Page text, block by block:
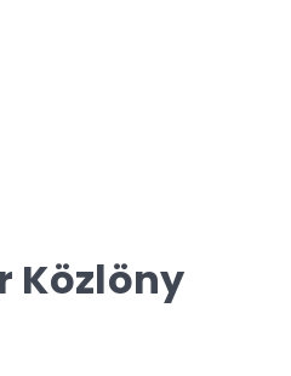
Közlöny